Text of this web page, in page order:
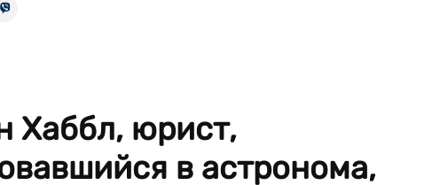
Хаббл, юрист,
в астронома,